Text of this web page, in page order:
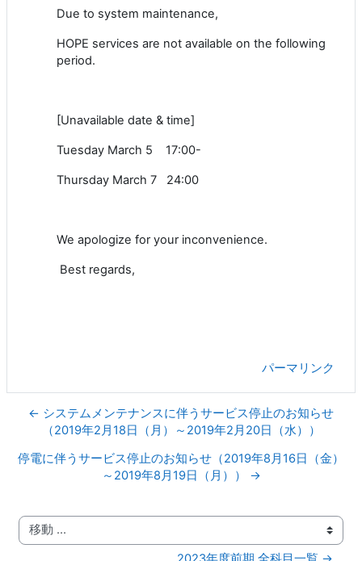
Due to system maintenance,
HOPE services are not available on the following
period.
[Unavailable date & time]
Tuesday March 5 17:00-
Thursday March 7 24:00
We apologize for your inconvenience.
Best regards,
パーマリンク
← システムメンテナンスに伴うサービス停止のお知らせ
（2019年2月18日（月）～2019年2月20日（水））
停電に伴うサービス停止のお知らせ（2019年8月16日（金）
～2019年8月19日（月）） →
移動 ...